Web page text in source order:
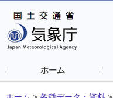
ホーム